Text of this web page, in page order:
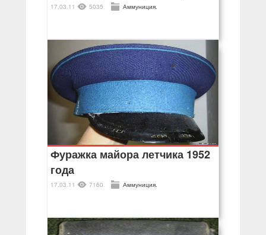
17.03.11 5035 Аммуниция.
Фуражка майора летчика 1952
года
17.03.11 7160 Аммуниция.